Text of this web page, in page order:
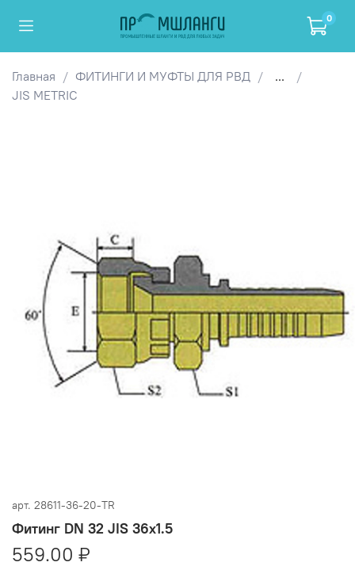
0
Главная ФИТИНГИ И МУФТЫ ДЛЯ РВД
...
JIS METRIC
арт. 28611-36-20-TR
Фитинг DN 32 JIS 36x1.5
559.00 ₽